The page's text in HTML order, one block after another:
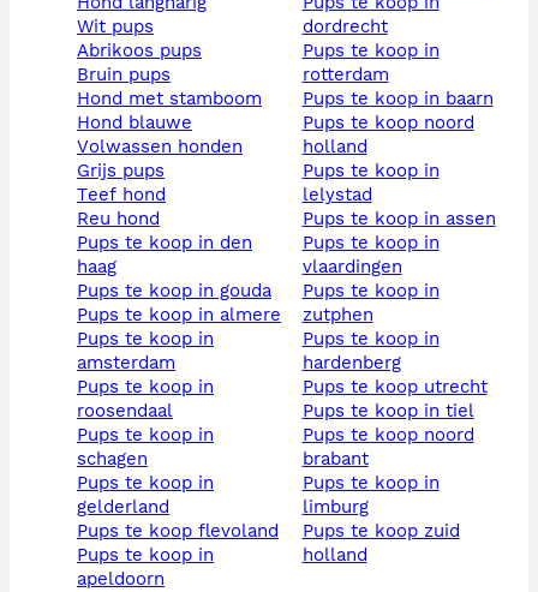
wit pups
abrikoos pups
bruin pups
hond met stamboom
hond blauwe
volwassen honden
grijs pups
teef hond
reu hond
pups te koop in den
haag
pups te koop in gouda
pups te koop in almere
pups te koop in
amsterdam
pups te koop in
roosendaal
pups te koop in
schagen
pups te koop in
gelderland
pups te koop flevoland
pups te koop in
apeldoorn
dordrecht
pups te koop in
rotterdam
pups te koop in baarn
pups te koop noord
holland
pups te koop in
lelystad
pups te koop in assen
pups te koop in
vlaardingen
pups te koop in
zutphen
pups te koop in
hardenberg
pups te koop utrecht
pups te koop in tiel
pups te koop noord
brabant
pups te koop in
limburg
pups te koop zuid
holland